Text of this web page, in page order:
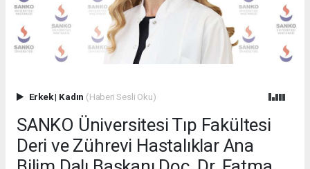
Erkek| Kadın (Haberi Sesli Oku)
SANKO Üniversitesi Tıp Fakültesi
Deri ve Zührevi Hastalıklar Ana